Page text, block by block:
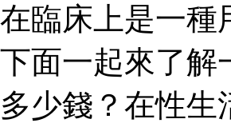
在臨床上是一種
下面一起來了解
多少錢？在性生